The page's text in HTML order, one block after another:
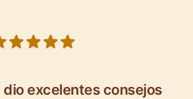
excelentes consejos